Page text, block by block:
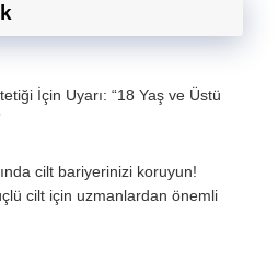
İçin Uyarı: “18 Yaş ve Üstü
cilt bariyerinizi koruyun!
cilt için uzmanlardan önemli